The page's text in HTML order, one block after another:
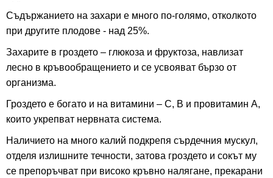
Съдържанието на захари е много по-голямо, отколкото
при другите плодове - над 25%.
Захарите в гроздето – глюкоза и фруктоза, навлизат
лесно в кръвообращението и се усвояват бързо от
организма.
Гроздето е богато и на витамини – C, B и провитамин A,
които укрепват нервната система.
Наличието на много калий подкрепя сърдечния мускул,
отделя излишните течности, затова гроздето и сокът му
се препоръчват при високо кръвно налягане, прекарани